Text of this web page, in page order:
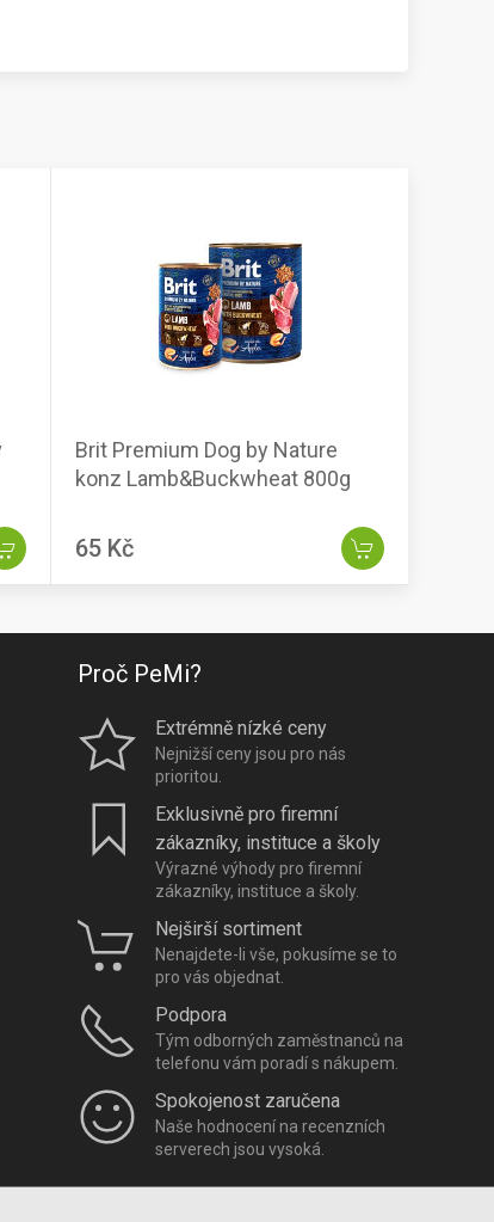
Brit Premium Dog by Nature
konz Lamb&Buckwheat 800g
65 Kč
Proč PeMi?
Extrémně nízké ceny
Nejnižší ceny jsou pro nás
prioritou.
Exklusivně pro firemní
zákazníky, instituce a školy
Výrazné výhody pro firemní
zákazníky, instituce a školy.
Nejširší sortiment
Nenajdete-li vše, pokusíme se to
pro vás objednat.
Podpora
Tým odborných zaměstnanců na
telefonu vám poradí s nákupem.
Spokojenost zaručena
Naše hodnocení na recenzních
serverech jsou vysoká.